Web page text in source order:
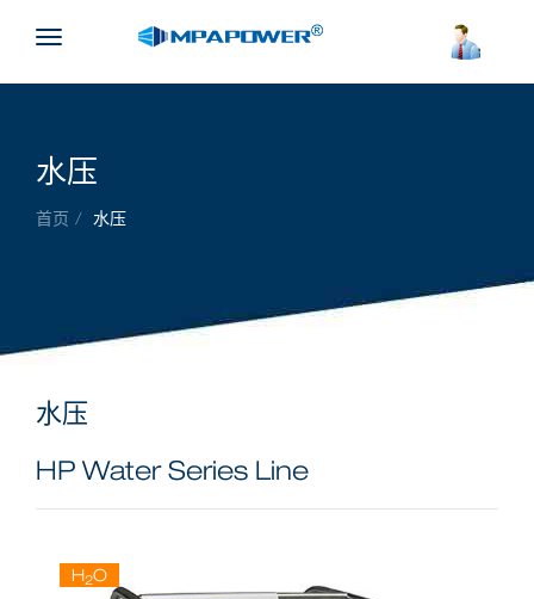
Button
水压
首页 水压
水压
HP Water Series Line
H2O